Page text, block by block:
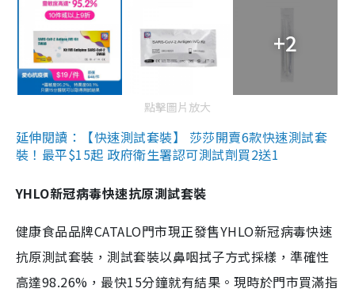
+2
點擊圖片放大
延伸閱讀：【快速測試套裝】 莎莎開賣6款快速測試套
裝！最平$15起 政府衛生署認可測試劑買2送1
YHLO新冠病毒快速抗原測試套裝
健康食品品牌CATALO門市現正發售YHLO新冠病毒快速
抗原測試套裝，測試套裝以鼻咽拭子方式採樣，準確性
高達98.26%，最快15分鐘就有結果。現時於門市買滿指